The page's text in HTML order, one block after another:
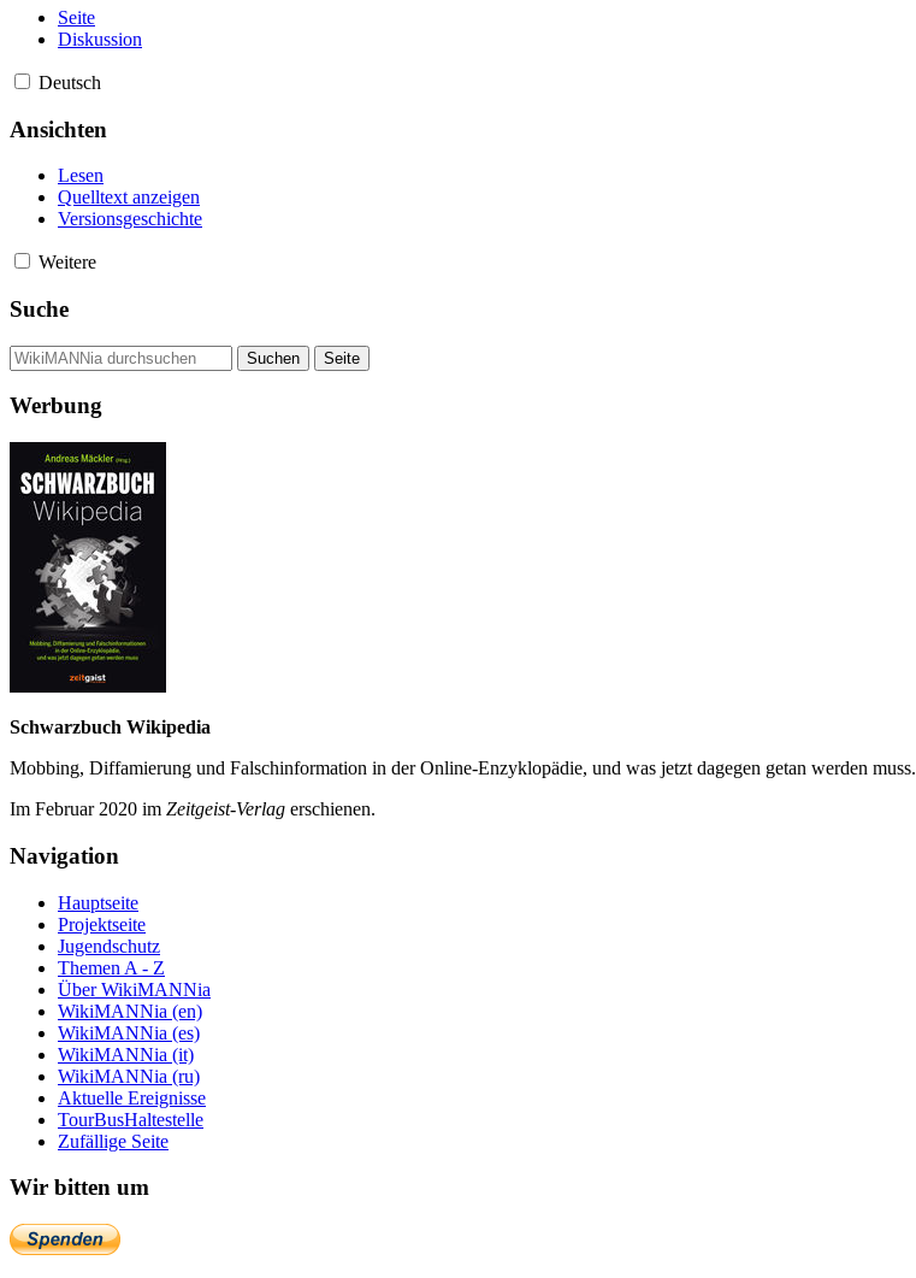
Seite
Diskussion
Deutsch
Ansichten
Lesen
Quelltext anzeigen
Versionsgeschichte
Weitere
Suche
Werbung
Schwarzbuch Wikipedia
Mobbing, Diffamierung und Falsch­information in der Online-Enzyklo­pädie, und was jetzt da­gegen getan werden muss.
Im Februar 2020 im Zeit­geist-Verlag erschienen.
Navigation
Hauptseite
Projektseite
Jugendschutz
Themen A - Z
Über WikiMANNia
WikiMANNia (en)
WikiMANNia (es)
WikiMANNia (it)
WikiMANNia (ru)
Aktuelle Ereignisse
TourBusHaltestelle
Zufällige Seite
Wir bitten um